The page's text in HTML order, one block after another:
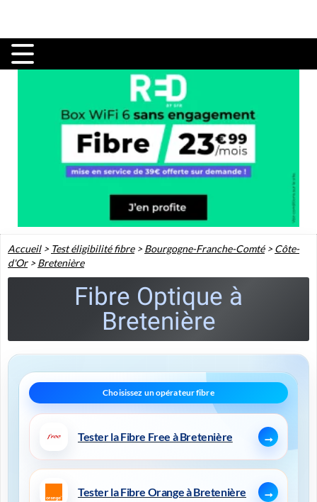
Accueil> Test éligibilité fibre>Bourgogne-Franche-Comté>Côte-
d'Or>Bretenière
Fibre Optique à
Bretenière
Tester la Fibre Free à Bretenière
Tester la Fibre Orange à Bretenière